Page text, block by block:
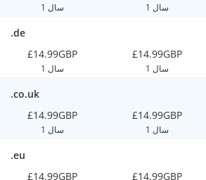
1 سال 1 سال
.de
£14.99GBP
1 سال
£14.99GBP
1 سال
.co.uk
£14.99GBP
1 سال
£14.99GBP
1 سال
.eu
£14.99GBP
£14.99GBP